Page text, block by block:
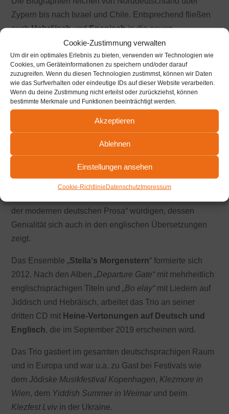
Cookie-Zustimmung verwalten
Um dir ein optimales Erlebnis zu bieten, verwenden wir Technologien wie
Cookies, um Geräteinformationen zu speichern und/oder darauf
zuzugreifen. Wenn du diesen Technologien zustimmst, können wir Daten
wie das Surfverhalten oder eindeutige IDs auf dieser Website verarbeiten.
Wenn du deine Zustimmung nicht erteilst oder zurückziehst, können
bestimmte Merkmale und Funktionen beeinträchtigt werden.
Akzeptieren
Ablehnen
Einstellungen ansehen
Cookie-RichtlinieDatenschutzImpressum
Zypern bis nach Israel und Chile. Entsprechend fließen
auchHebräischundSpanischin die neuen
Kompositionen mit ein. Und natürlichFranzösisch
Sprache, die Heine im Exil lernen musste, sowie
Jiddisch
, die Muttersprache des berühmten Onkels
Salomon, dem Heinrich ein lebenslang eng verbunden
war.
Obwohl Heine als „Vater der modernen deutschen
Prosa“ gilt, war er zu Lebzeiten und nach seinem Tod
vielen Anfeindungen ausgesetzt. Als Jude war ihm
der modernen deutschen Prosa“ würdigen, dessen
Genialität sich auch in den englischen Übersetzungen
zeigt.
Das Ensemble „Stella‘s Morgenstern“ formierte sich
2012. Nach den Alben„Departure Gate“mit mehrheitlich
englischsprachigen Titeln und„Bo elay“mit Liedern auf
Jiddisch und Hebräisch, arbeitet das Trio an seiner
dritten CD mit Heine-Vertonungen auf Deutsch und
Englisch, die im September 2019 erscheinen wird.
Das Trio gastiert im gesamten deutschsprachigen Raum
und in Europa und war u.a. zu Gast bei Festivals wie
demJödiske Musikfestival Kopenhagen, Klezmore in
Wien, dem Yiddish Summer in Weimarund beim
Klezfest Lviv in der Ukraine.